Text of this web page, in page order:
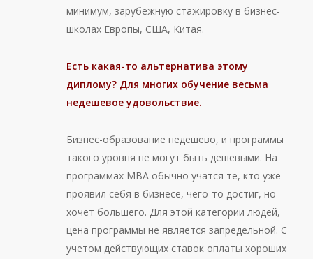
минимум, зарубежную стажировку в бизнес-
школах Европы, США, Китая.
Есть какая-то альтернатива этому
диплому? Для многих обучение весьма
недешевое удовольствие.
Бизнес-образование недешево, и программы
такого уровня не могут быть дешевыми. На
программах МВА обычно учатся те, кто уже
проявил себя в бизнесе, чего-то достиг, но
хочет большего. Для этой категории людей,
цена программы не является запредельной. С
учетом действующих ставок оплаты хороших